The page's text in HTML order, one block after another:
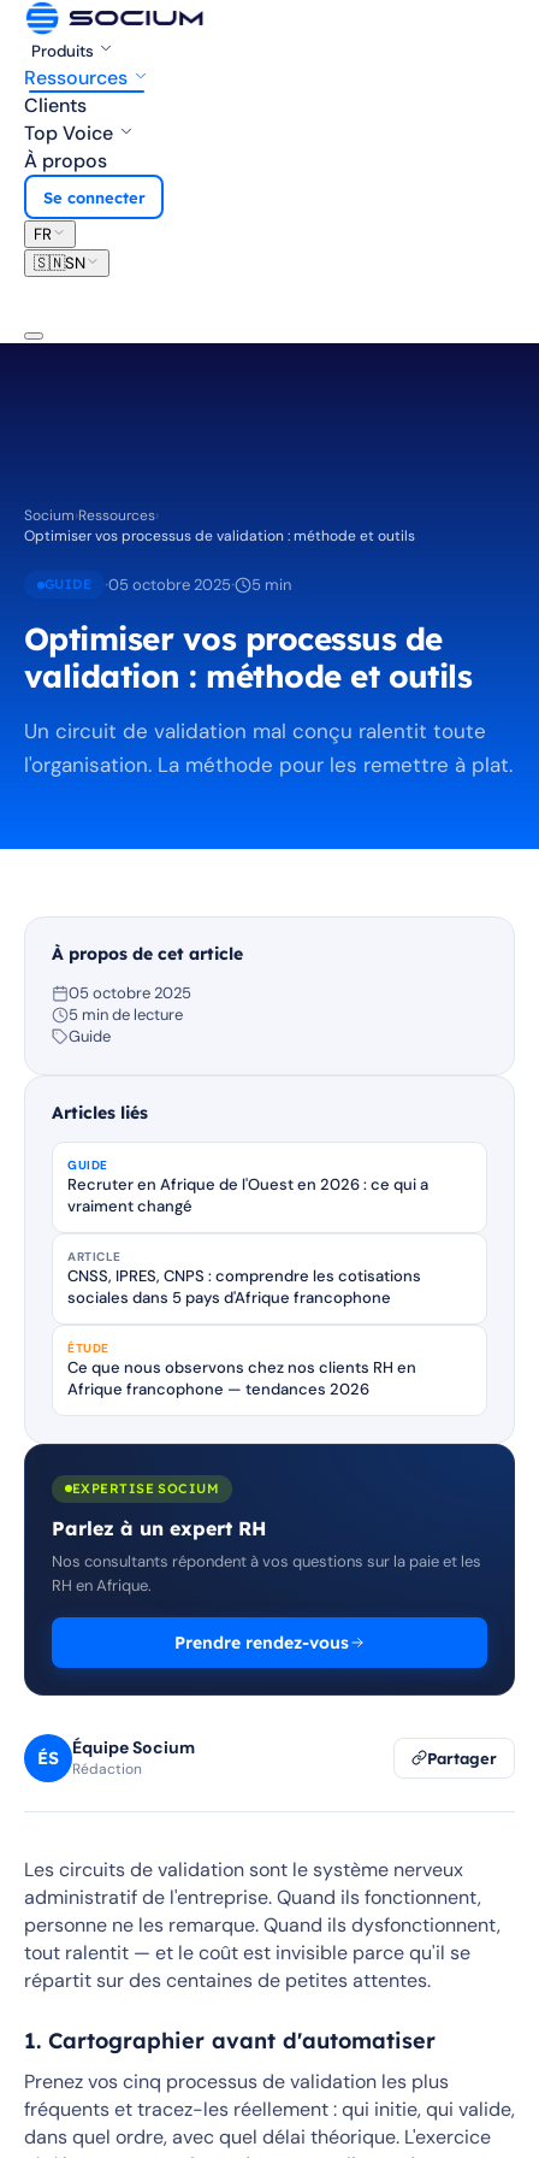
Produits
Ressources
Clients
Top Voice
À propos
Se connecter
FR
🇸🇳SN
Socium›Ressources›
Optimiser vos processus de validation : méthode et outils
GUIDE ·05 octobre 2025· 5 min
Optimiser vos processus de
validation : méthode et outils
Un circuit de validation mal conçu ralentit toute
l'organisation. La méthode pour les remettre à plat.
ÉS Équipe Socium
Rédaction
Partager
Les circuits de validation sont le système nerveux
administratif de l'entreprise. Quand ils fonctionnent,
personne ne les remarque. Quand ils dysfonctionnent,
tout ralentit — et le coût est invisible parce qu'il se
répartit sur des centaines de petites attentes.
1. Cartographier avant d'automatiser
Prenez vos cinq processus de validation les plus
fréquents et tracez-les réellement : qui initie, qui valide,
dans quel ordre, avec quel délai théorique. L'exercice
À propos de cet article
05 octobre 2025
5 min de lecture
Guide
Articles liés
GUIDE
Recruter en Afrique de l'Ouest en 2026 : ce qui a
vraiment changé
ARTICLE
CNSS, IPRES, CNPS : comprendre les cotisations
sociales dans 5 pays d'Afrique francophone
ÉTUDE
Ce que nous observons chez nos clients RH en
Afrique francophone — tendances 2026
EXPERTISE SOCIUM
Parlez à un expert RH
Nos consultants répondent à vos questions sur la paie et les
RH en Afrique.
Prendre rendez-vous